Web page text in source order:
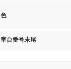
色
車台番号末尾